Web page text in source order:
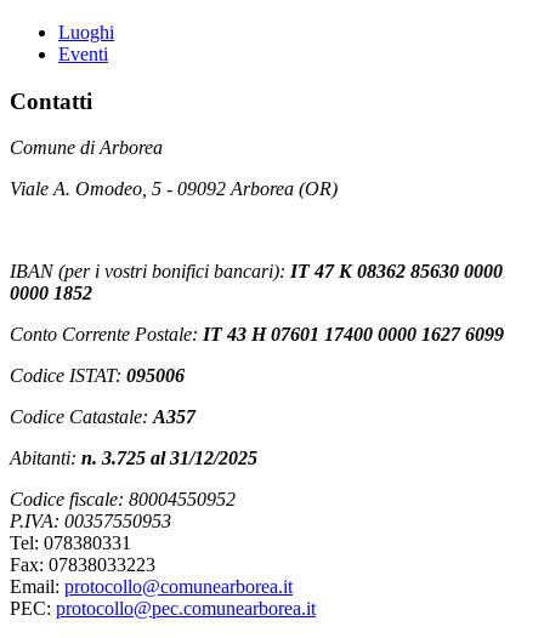
Luoghi
Eventi
Contatti
Comune di Arborea
Viale A. Omodeo, 5 - 09092 Arborea (OR)
IBAN (per i vostri bonifici bancari): IT 47 K 08362 85630 0000
0000 1852
Conto Corrente Postale: IT 43 H 07601 17400 0000 1627 6099
Codice ISTAT: 095006
Codice Catastale: A357
Abitanti: n. 3.725 al 31/12/2025
Codice fiscale: 80004550952
P.IVA: 00357550953
Tel: 078380331
Fax: 07838033223
Email: protocollo@comunearborea.it
PEC: protocollo@pec.comunearborea.it